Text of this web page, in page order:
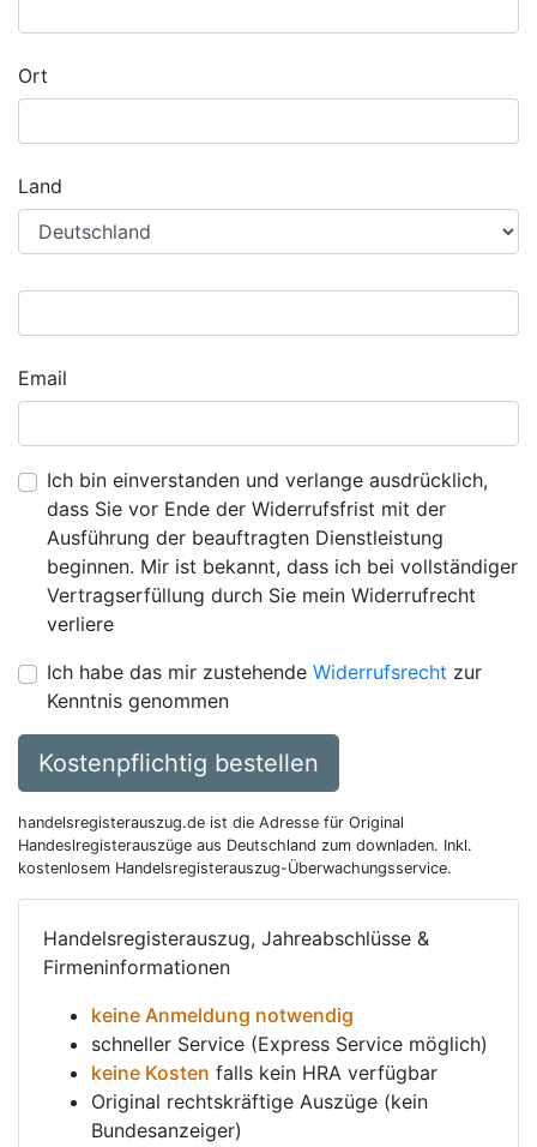
Ort
Land
Email
Ich bin einverstanden und verlange ausdrücklich,
dass Sie vor Ende der Widerrufsfrist mit der
Ausführung der beauftragten Dienstleistung
beginnen. Mir ist bekannt, dass ich bei vollständiger
Vertragserfüllung durch Sie mein Widerrufrecht
verliere
Ich habe das mir zustehende Widerrufsrecht zur
Kenntnis genommen
Kostenpflichtig bestellen
handelsregisterauszug.de ist die Adresse für Original
Handeslregisterauszüge aus Deutschland zum downladen. Inkl.
kostenlosem Handelsregisterauszug-Überwachungsservice.
Handelsregisterauszug, Jahreabschlüsse &
Firmeninformationen
keine Anmeldung notwendig
schneller Service (Express Service möglich)
keine Kosten falls kein HRA verfügbar
Original rechtskräftige Auszüge (kein
Bundesanzeiger)